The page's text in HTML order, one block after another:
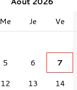
Me Je Ve
5 6 7
12 13 14